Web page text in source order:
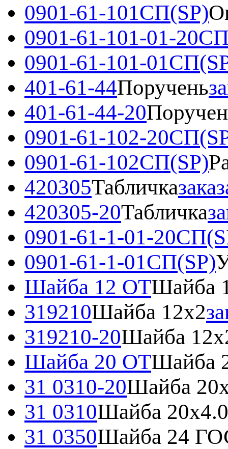
0901-61-101СП(SP)
0901-61-101-01-
0901-61-101-
401-61-44Поручень
401-61-44-20
0901-61-102-
0901-61-102СП(SP)
420305Табличка
420305-20Табличка
0901-61-1-01-
0901-61-1-01СП(SP)
Шайба 12 ОТШайба
319210Шайба 12x2
319210-20Шайба
Шайба 20 ОТШайба
31 0310-20Шайба
31 0310Шайба
31 0350Шайба 24